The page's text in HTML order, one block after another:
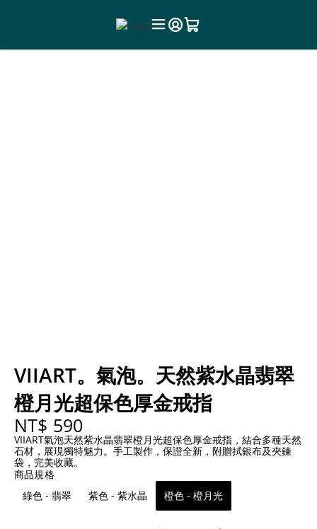
VIIART。氣泡。天然紫水晶翡翠
橙月光超保色厚金戒指
NT$ 590
VIIART氣泡天然紫水晶翡翠橙月光超保色厚金戒指，結合多種天然
石材，展現獨特魅力。手工製作，保證全新，附贈拭銀布及夾鍊
袋，完美收藏。
商品規格
綠色 - 翡翠
紫色 - 紫水晶 橙色 - 橙月光